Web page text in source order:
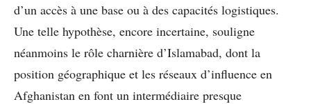
d’un accès à une base ou à des capacités logistiques.
Une telle hypothèse, encore incertaine, souligne
néanmoins le rôle charnière d’Islamabad, dont la
position géographique et les réseaux d’influence en
Afghanistan en font un intermédiaire presque